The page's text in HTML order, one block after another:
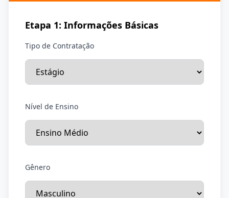
Etapa 1: Informações Básicas
Tipo de Contratação
Nível de Ensino
Gênero